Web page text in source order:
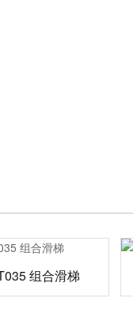
组合滑梯